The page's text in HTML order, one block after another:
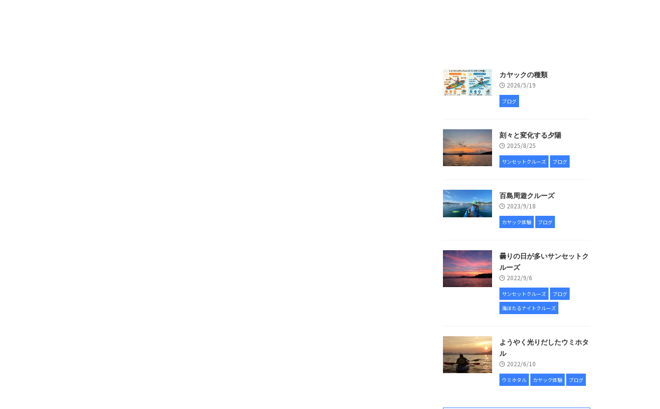
カヤックの種類
2026/5/19
ブログ
刻々と変化する夕陽
2025/8/25
サンセットクルーズ ブログ
百島周遊クルーズ
2023/9/18
カヤック体験 ブログ
曇りの日が多いサンセットク
ルーズ
2022/9/6
サンセットクルーズ
ブログ
海ほたるナイトクルーズ
ようやく光りだしたウミホタ
ル
2022/6/10
ウミホタル カヤック体験 ブログ